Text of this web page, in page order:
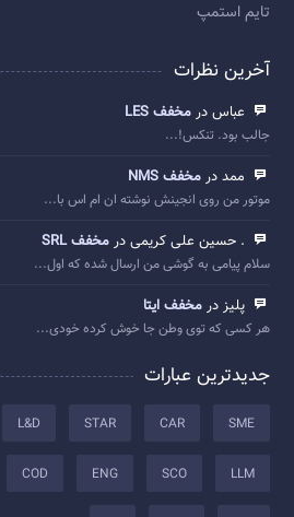
تایم استمپ
آخرین نظرات
عباس در مخفف LES
جالب بود. تنکس!...
ممد در مخفف NMS
موتور من روی انجینش نوشته ان ام اس با...
. حسین علی کریمی در مخفف SRL
سلام پیامی به گوشی من ارسال شده که اول...
پلیز در مخفف ایتا
هر کسی که توی وطن جا خوش کرده خودی...
جدیدترین عبارات
SME
CAR
STAR
L&D
LLM
SCO
ENG
COD